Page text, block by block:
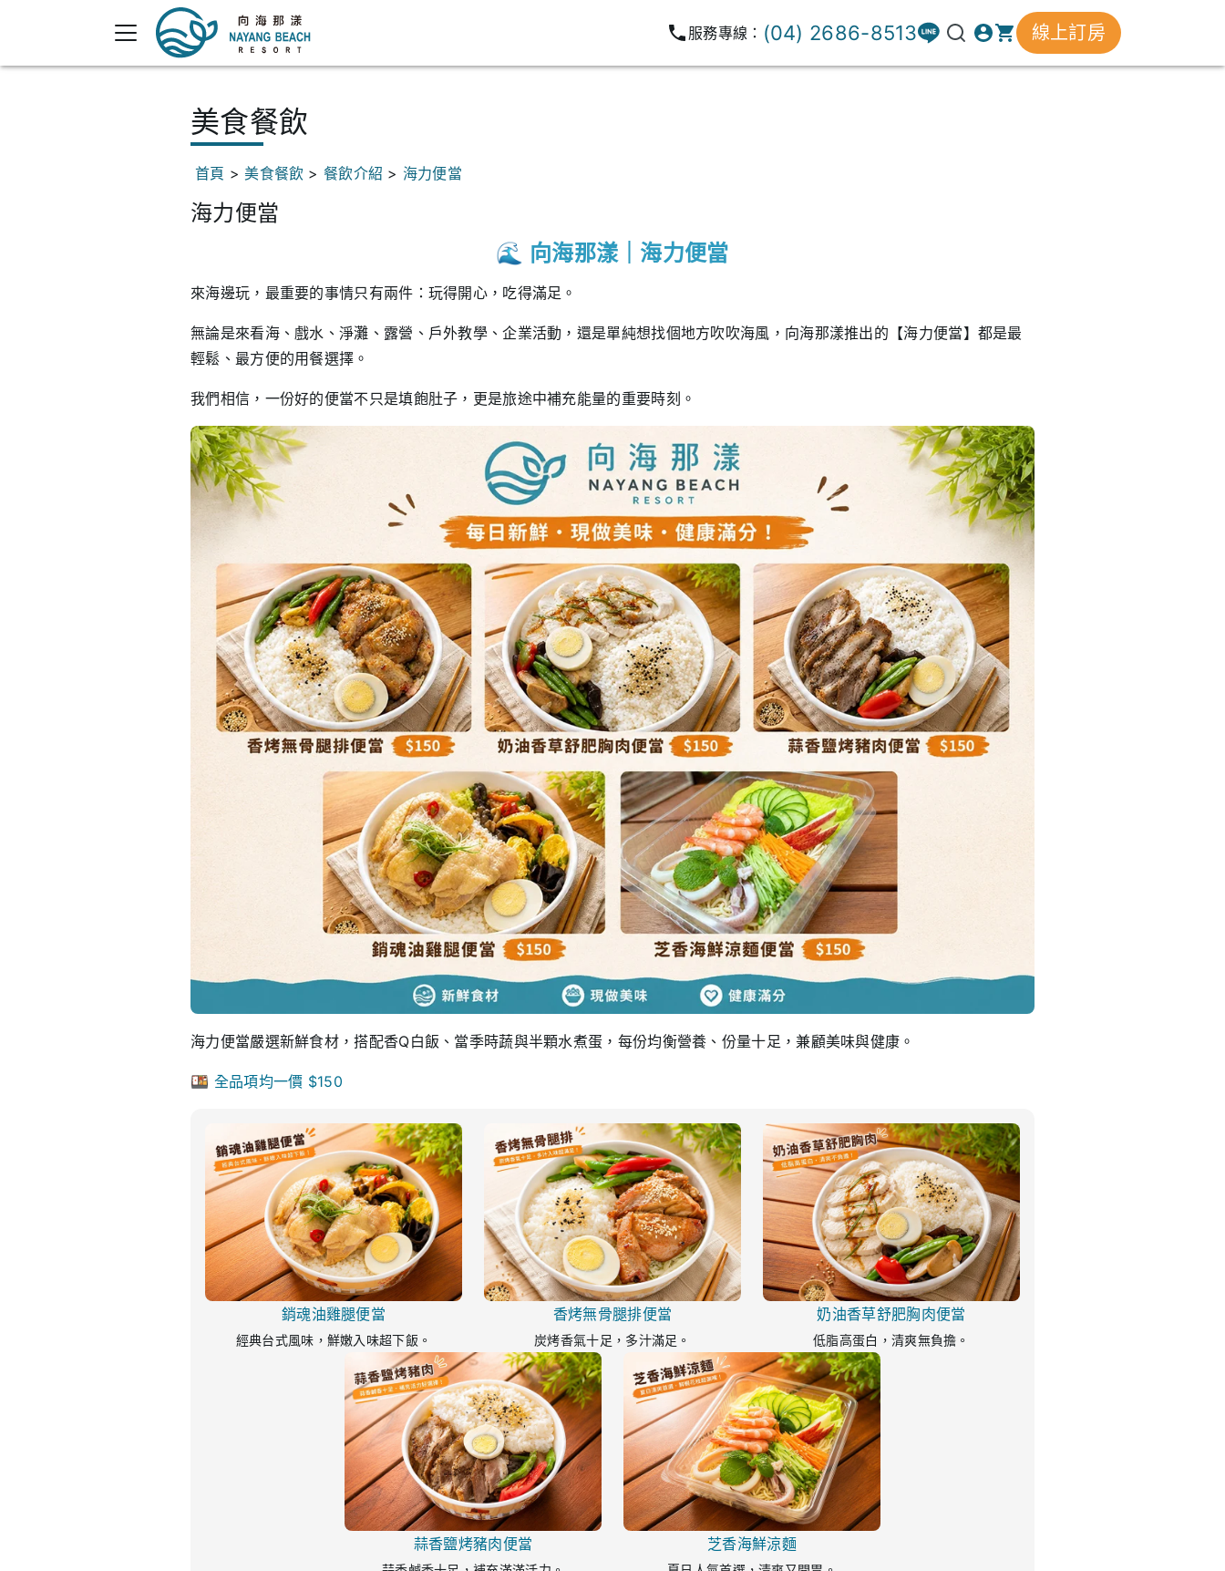
服務專線： (04) 2686-8513 線上訂房
美食餐飲
首頁 >美食餐飲 >餐飲介紹 > 海力便當
海力便當
🌊 向海那漾｜海力便當
來海邊玩，最重要的事情只有兩件：玩得開心，吃得滿足。
無論是來看海、戲水、淨灘、露營、戶外教學、企業活動，還是單純想找個地方吹吹海風，向海那漾推出的【海力便當】都是最
輕鬆、最方便的用餐選擇。
我們相信，一份好的便當不只是填飽肚子，更是旅途中補充能量的重要時刻。
海力便當嚴選新鮮食材，搭配香Q白飯、當季時蔬與半顆水煮蛋，每份均衡營養、份量十足，兼顧美味與健康。
🍱 全品項均一價 $150
銷魂油雞腿便當
經典台式風味，鮮嫩入味超下飯。
香烤無骨腿排便當
炭烤香氣十足，多汁滿足。
奶油香草舒肥胸肉便當
低脂高蛋白，清爽無負擔。
蒜香鹽烤豬肉便當 芝香海鮮涼麵